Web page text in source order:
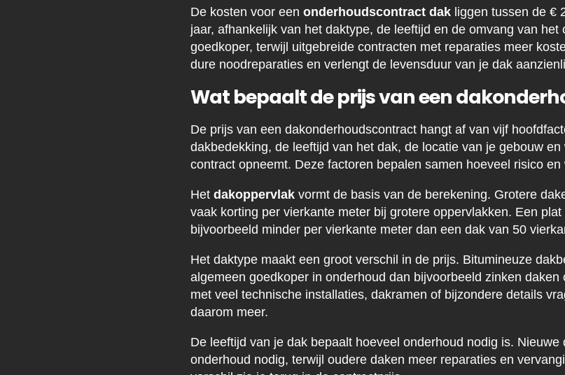
De kosten voor een onderhoudscontract dak liggen tussen de €
jaar, afhankelijk van het daktype, de leeftijd en de omvang van
goedkoper, terwijl uitgebreide contracten met reparaties meer
dure noodreparaties en verlengt de levensduur van je dak
Wat bepaalt de prijs van een
De prijs van een dakonderhoudscontract hangt af van vijf
dakbedekking, de leeftijd van het dak, de locatie van je gebouw
contract opneemt. Deze factoren bepalen samen hoeveel risico
Het dakoppervlak vormt de basis van de berekening. Grotere
vaak korting per vierkante meter bij grotere oppervlakken. Een
bijvoorbeeld minder per vierkante meter dan een dak van 50
Het daktype maakt een groot verschil in de prijs. Bitumineuze
algemeen goedkoper in onderhoud dan bijvoorbeeld zinken
met veel technische installaties, dakramen of bijzondere details
daarom meer.
De leeftijd van je dak bepaalt hoeveel onderhoud nodig is.
onderhoud nodig, terwijl oudere daken meer reparaties en